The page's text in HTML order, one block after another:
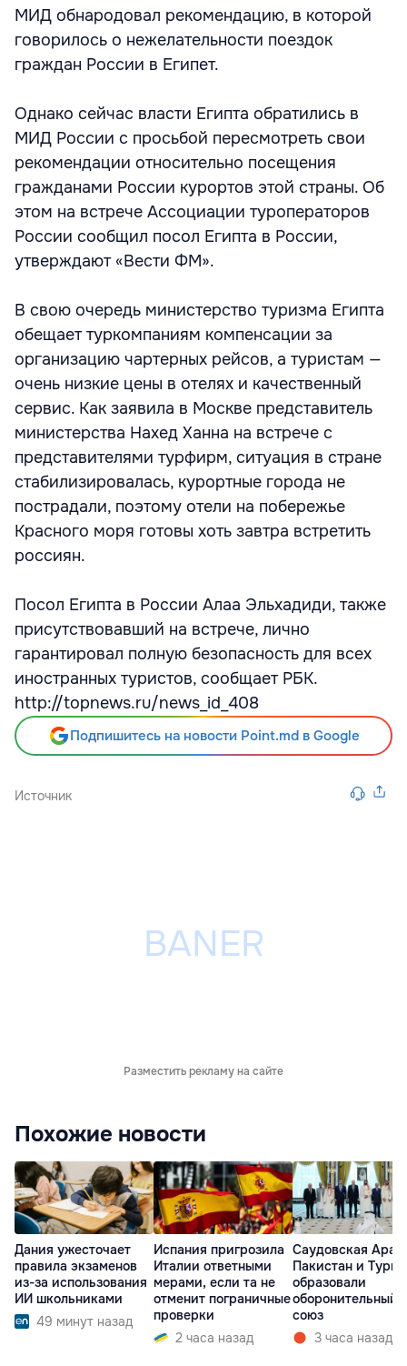
МИД обнародовал рекомендацию, в которой
говорилось о нежелательности поездок
граждан России в Египет.
Однако сейчас власти Египта обратились в
МИД России с просьбой пересмотреть свои
рекомендации относительно посещения
гражданами России курортов этой страны. Об
этом на встрече Ассоциации туроператоров
России сообщил посол Египта в России,
утверждают «Вести ФМ».
В свою очередь министерство туризма Египта
обещает туркомпаниям компенсации за
организацию чартерных рейсов, а туристам —
очень низкие цены в отелях и качественный
сервис. Как заявила в Москве представитель
министерства Нахед Ханна на встрече с
представителями турфирм, ситуация в стране
стабилизировалась, курортные города не
пострадали, поэтому отели на побережье
Красного моря готовы хоть завтра встретить
россиян.
Посол Египта в России Алаа Эльхадиди, также
присутствовавший на встрече, лично
гарантировал полную безопасность для всех
иностранных туристов, сообщает РБК.
http://topnews.ru/news_id_408
Подпишитесь на новости Point.md в Google
Источник
Разместить рекламу на сайте
Похожие новости
Дания ужесточает
правила экзаменов
из-за использования
ИИ школьниками
49 минут назад
Испания пригрозила
Италии ответными
мерами, если та не
отменит пограничные
проверки
2 часа назад
Саудовская
Пакистан и
образовали
оборонительный
союз
3 часа назад